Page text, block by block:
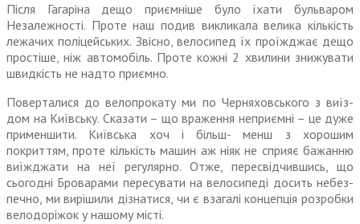
Після Гагаріна дещо приємніше було їхати бульваром
Незалеж­ності. Проте наш подив викли­кала велика кількість
лежачих поліцейських. Звісно, велосипед їх проїжджає дещо
простіше, ніж автомобіль. Проте кожні 2 хвилини знижувати
швидкість не надто приємно.
Поверталися до велопрокату ми по Черняховського з виїз­
дом на Київську. Сказати – що враження неприємні – це дуже
применшити. Київська хоч і більш- менш з хорошим
покриттям, проте кількість машин аж ніяк не сприяє бажанню
виїжджати на неї регулярно. Отже, пересвідчившись, що
сьогодні Броварами пересувати на велосипеді досить небез­
печно, ми вирішили дізнатися, чи є взагалі концепція розробки
велодоріжок у нашому місті.